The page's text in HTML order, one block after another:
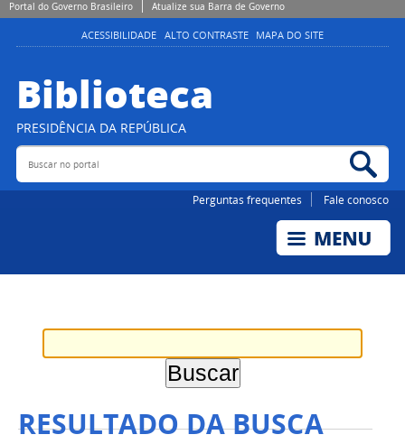
Portal do Governo Brasileiro Atualize sua Barra de Governo
ACESSIBILIDADE ALTO CONTRASTE MAPA DO SITE
Biblioteca
PRESIDÊNCIA DA REPÚBLICA
Buscar no portal
Perguntas frequentes Fale conosco
RESULTADO DA BUSCA